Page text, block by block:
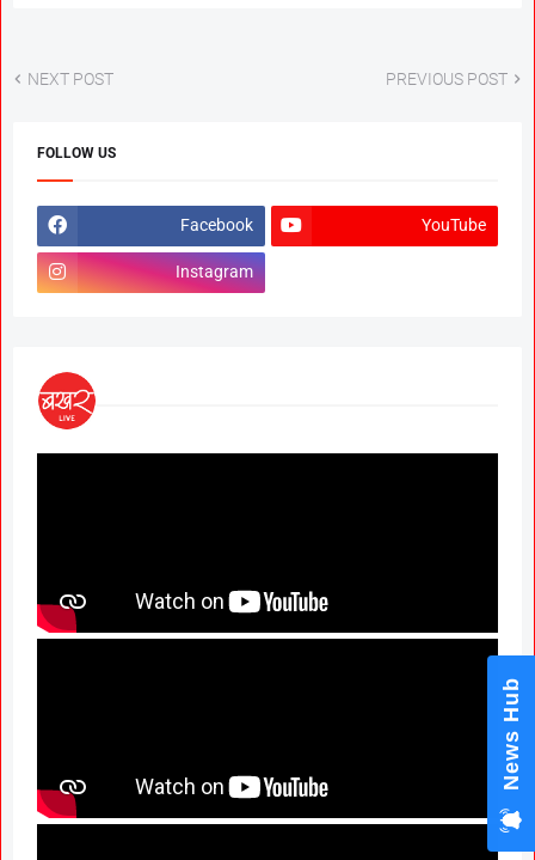
NEXT POST PREVIOUS POST
FOLLOW US
Facebook YouTube
Instagram
News Hub